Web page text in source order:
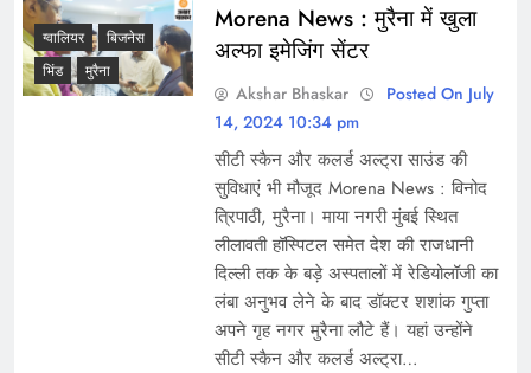
ग्वालियर
बिजनेस
भिंड
मुरैना
Morena News : मुरैना में खुला
अल्फा इमेजिंग सेंटर
Akshar Bhaskar
Posted On July
14, 2024 10:34 pm
सीटी स्कैन और कलर्ड अल्ट्रा साउंड की
सुविधाएं भी मौजूद Morena News : विनोद
त्रिपाठी, मुरैना। माया नगरी मुंबई स्थित
लीलावती हॉस्पिटल समेत देश की राजधानी
दिल्ली तक के बड़े अस्पतालों में रेडियोलॉजी का
लंबा अनुभव लेने के बाद डॉक्टर शशांक गुप्ता
अपने गृह नगर मुरैना लौटे हैं। यहां उन्होंने
सीटी स्कैन और कलर्ड अल्ट्रा…